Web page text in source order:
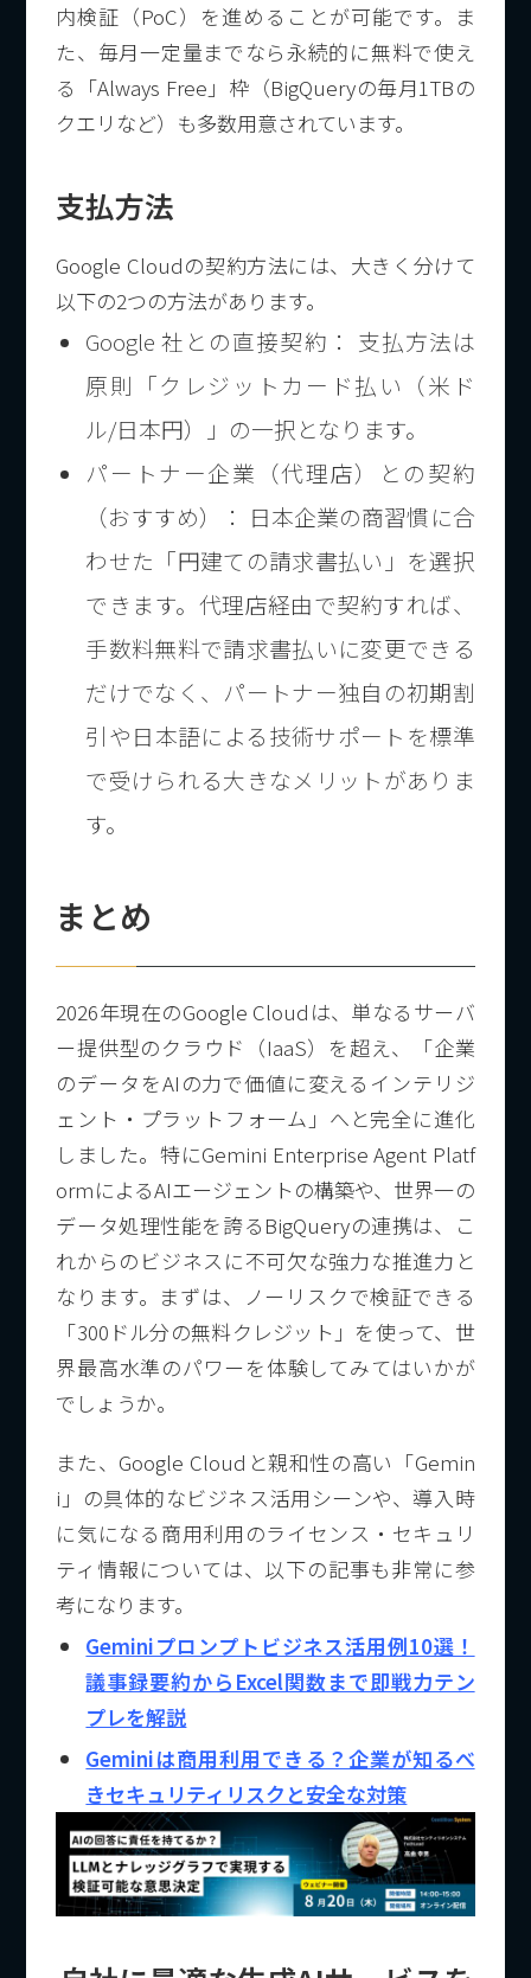
内検証（PoC）を進めることが可能です。ま
た、毎月一定量までなら永続的に無料で使え
る「Always Free」枠（BigQueryの毎月1TBの
クエリなど）も多数用意されています。
支払方法
Google Cloudの契約方法には、大きく分けて
以下の2つの方法があります。
Google 社との直接契約： 支払方法は
原則「クレジットカード払い（米ド
ル/日本円）」の一択となります。
パートナー企業（代理店）との契約
（おすすめ）： 日本企業の商習慣に合
わせた「円建ての請求書払い」を選択
できます。代理店経由で契約すれば、
手数料無料で請求書払いに変更できる
だけでなく、パートナー独自の初期割
引や日本語による技術サポートを標準
で受けられる大きなメリットがありま
す。
まとめ
2026年現在のGoogle Cloudは、単なるサーバ
ー提供型のクラウド（IaaS）を超え、「企業
のデータをAIの力で価値に変えるインテリジ
ェント・プラットフォーム」へと完全に進化
しました。特にGemini Enterprise Agent Platf
ormによるAIエージェントの構築や、世界一の
データ処理性能を誇るBigQueryの連携は、こ
れからのビジネスに不可欠な強力な推進力と
なります。まずは、ノーリスクで検証できる
「300ドル分の無料クレジット」を使って、世
界最高水準のパワーを体験してみてはいかが
でしょうか。
また、Google Cloudと親和性の高い「Gemin
i」の具体的なビジネス活用シーンや、導入時
に気になる商用利用のライセンス・セキュリ
ティ情報については、以下の記事も非常に参
考になります。
Geminiプロンプトビジネス活用例10選！
議事録要約からExcel関数まで即戦力テン
プレを解説
Geminiは商用利用できる？企業が知るべ
きセキュリティリスクと安全な対策